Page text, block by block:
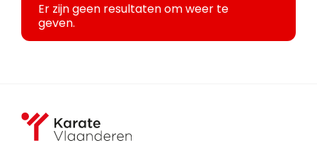
Er zijn geen resultaten om weer te
geven.